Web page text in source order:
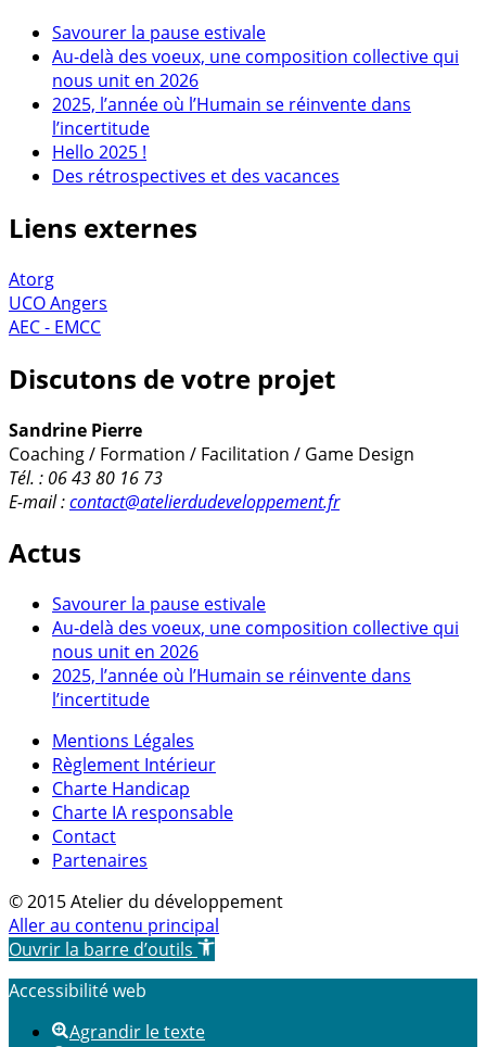
Savourer la pause estivale
Au-delà des voeux, une composition collective qui
nous unit en 2026
2025, l’année où l’Humain se réinvente dans
l’incertitude
Hello 2025 !
Des rétrospectives et des vacances
Liens externes
Atorg
UCO Angers
AEC - EMCC
Discutons de votre projet
Sandrine Pierre
Coaching / Formation / Facilitation / Game Design
Tél. : 06 43 80 16 73
E-mail :contact@atelierdudeveloppement.fr
Actus
Savourer la pause estivale
Au-delà des voeux, une composition collective qui
nous unit en 2026
2025, l’année où l’Humain se réinvente dans
l’incertitude
Mentions Légales
Règlement Intérieur
Charte Handicap
Charte IA responsable
Contact
Partenaires
© 2015 Atelier du développement
Aller au contenu principal
Ouvrir la barre d’outils
Accessibilité web
Agrandir le texte